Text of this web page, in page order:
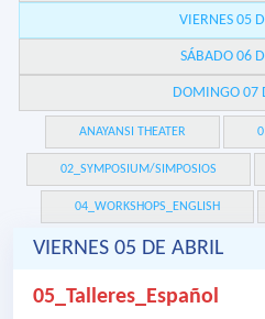
VIERNES 05
SÁBADO 06
DOMINGO 07
ANAYANSI THEATER
02_SYMPOSIUM/SIMPOSIOS
04_WORKSHOPS_ENGLISH
VIERNES 05 DE ABRIL
05_Talleres_Español